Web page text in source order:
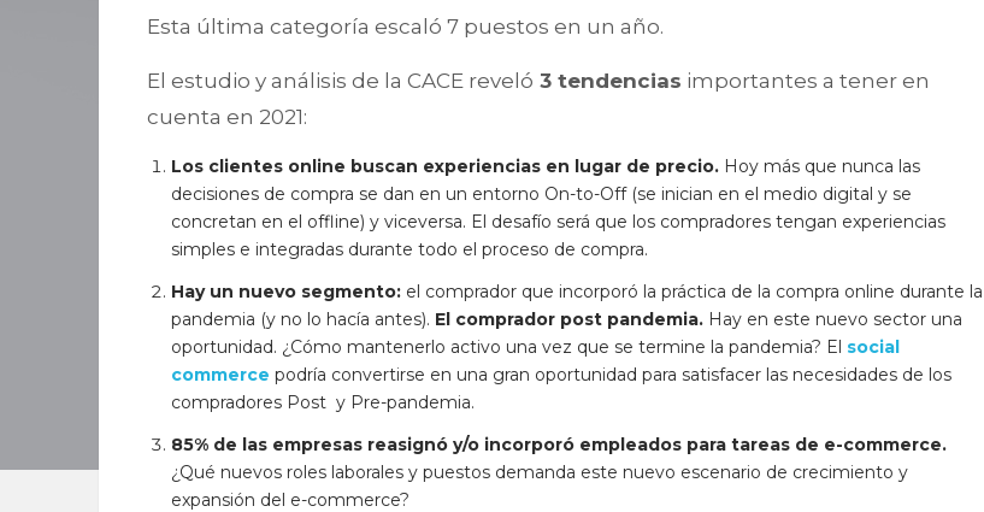
Esta última categoría escaló 7 puestos en un año.
El estudio y análisis de la CACE reveló 3 tendencias importantes a tener en
cuenta en 2021:
Los clientes online buscan experiencias en lugar de precio. Hoy más que nunca las
decisiones de compra se dan en un entorno On-to-Off (se inician en el medio digital y se
concretan en el offline) y viceversa. El desafío será que los compradores tengan experiencias
simples e integradas durante todo el proceso de compra.
Hay un nuevo segmento: el comprador que incorporó la práctica de la compra online durante la
pandemia (y no lo hacía antes). El comprador post pandemia. Hay en este nuevo sector una
oportunidad. ¿Cómo mantenerlo activo una vez que se termine la pandemia? El social
commerce podría convertirse en una gran oportunidad para satisfacer las necesidades de los
compradores Post y Pre-pandemia.
85% de las empresas reasignó y/o incorporó empleados para tareas de e-commerce.
¿Qué nuevos roles laborales y puestos demanda este nuevo escenario de crecimiento y
expansión del e-commerce?